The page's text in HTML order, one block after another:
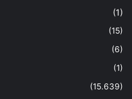
(1)
(15)
(6)
(1)
(15.639)